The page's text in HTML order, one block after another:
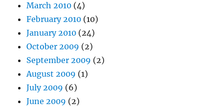
March 2010 (4)
February 2010 (10)
January 2010 (24)
October 2009 (2)
September 2009 (2)
August 2009 (1)
July 2009 (6)
June 2009 (2)